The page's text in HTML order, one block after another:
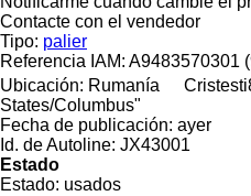
Contacte con el vendedor
Tipo: palier
Referencia IAM: A9483570301
Ubicación: Rumanía Cristesti
States/Columbus"
Fecha de publicación: ayer
Id. de Autoline: JX43001
Estado
Estado: usados